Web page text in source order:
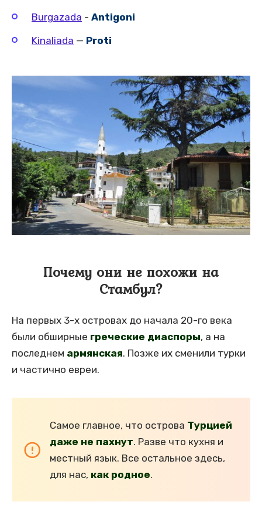
Burgazada - Antigoni
Kinaliada — Proti
Почему они не похожи на
Стамбул?
На первых 3-х островах до начала 20-го века
были обширные греческие диаспоры, а на
последнем армянская. Позже их сменили турки
и частично евреи.
Самое главное, что острова Турцией
даже не пахнут. Разве что кухня и
местный язык. Все остальное здесь,
для нас, как родное.